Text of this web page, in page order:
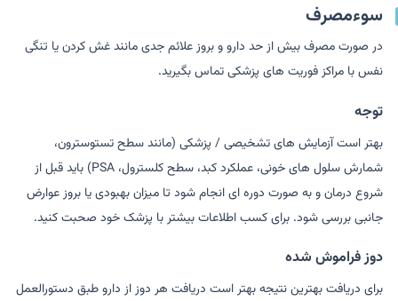
سوءمصرف
در صورت مصرف بیش از حد دارو و بروز علائم جدی مانند غش کردن یا تنگی
نفس با مراکز فوریت های پزشکی تماس بگیرید.
توجه
بهتر است آزمایش های تشخیصی / پزشکی (مانند سطح تستوسترون،
شمارش سلول های خونی، عملکرد کبد، سطح کلسترول، PSA) باید قبل از
شروع درمان و به صورت دوره ای انجام شود تا میزان بهبودی یا بروز عوارض
جانبی بررسی شود. برای کسب اطلاعات بیشتر با پزشک خود صحبت کنید.
دوز فراموش شده
برای دریافت بهترین نتیجه بهتر است دریافت هر دوز از دارو طبق دستورالعمل